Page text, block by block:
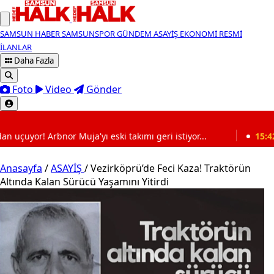
SAMSUN HABERSAMSUNSPORGÜNDEM ASAYİŞ EKONOMİ RESMİ
İLANLAR
Daha Fazla
Foto Video Gönder
eski takımı geri istiyor... 15:42 Samsunspor,
Anasayfa /ASAYİŞ /Vezirköprü’de Feci Kaza! Traktörün
Altında Kalan Sürücü Yaşamını Yitirdi